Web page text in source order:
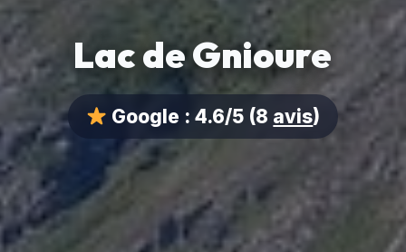
Lac de Gnioure
Google :4.6/5 (8 avis)